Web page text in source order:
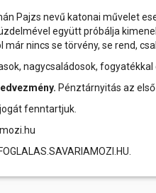
Pajzs nevű katonai művelet
együtt próbálja
már nincs se törvény, se rend,
nagycsaládosok,
Pénztárnyitás az
fenntartjuk.